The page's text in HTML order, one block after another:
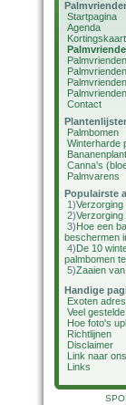
Startpagina
Agenda
Kortingskaart
Contact
Palmbomen
Winterharde
Canna's
Palmvarens
Populairste
1)Verzorging
2)Verzorging
3)Hoe een
beschermen
4)De 10
palmbomen
5)Zaaien
Handige
Exoten
Veel
Hoe foto's
Richtlijnen
Disclaimer
Link naar ons
Links